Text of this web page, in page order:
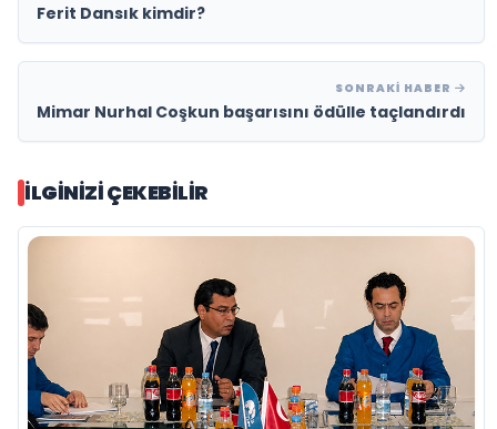
Ferit Dansık kimdir?
SONRAKI HABER
Mimar Nurhal Coşkun başarısını ödülle taçlandırdı
İLGINIZI ÇEKEBILIR